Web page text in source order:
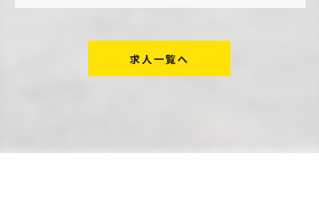
求人一覧へ